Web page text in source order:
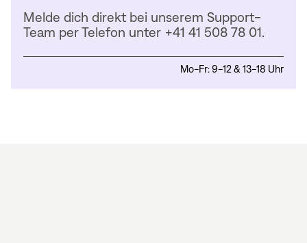
Melde dich direkt bei unserem Support-
Team per Telefon unter +41 41 508 78 01.
Mo-Fr: 9-12 & 13-18 Uhr